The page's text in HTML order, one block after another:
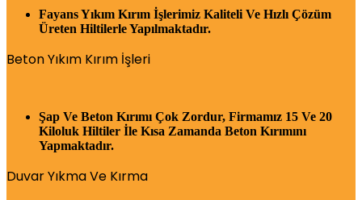
Fayans Yıkım Kırım İşlerimiz Kaliteli Ve Hızlı Çözüm
Üreten Hiltilerle Yapılmaktadır.
Beton Yıkım Kırım İşleri
Şap Ve Beton Kırımı Çok Zordur, Firmamız 15 Ve 20
Kiloluk Hiltiler İle Kısa Zamanda Beton Kırımını
Yapmaktadır.
Duvar Yıkma Ve Kırma